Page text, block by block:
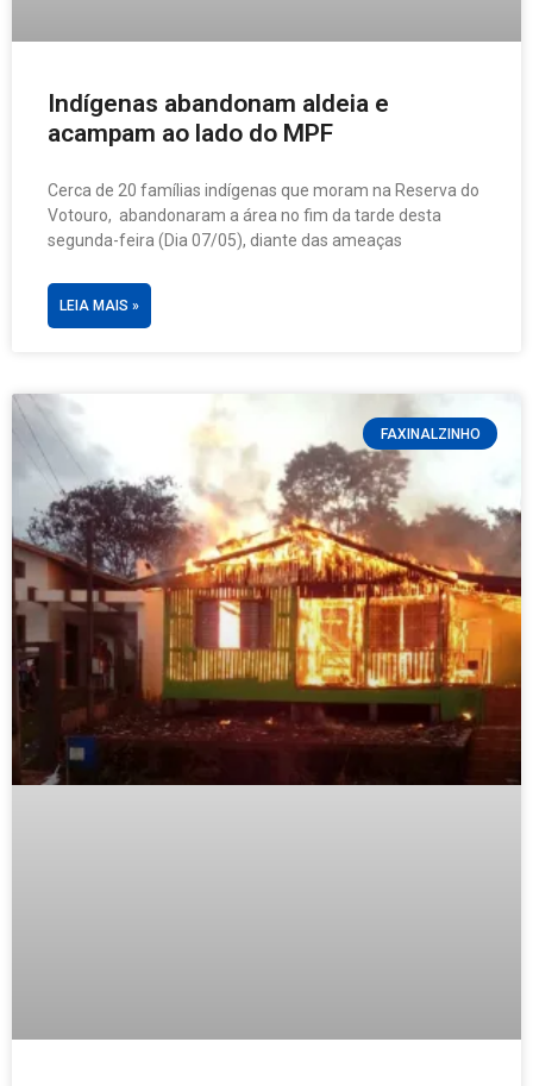
Indígenas abandonam aldeia e
acampam ao lado do MPF
Cerca de 20 famílias indígenas que moram na Reserva do
Votouro, abandonaram a área no fim da tarde desta
segunda-feira (Dia 07/05), diante das ameaças
LEIA MAIS »
FAXINALZINHO